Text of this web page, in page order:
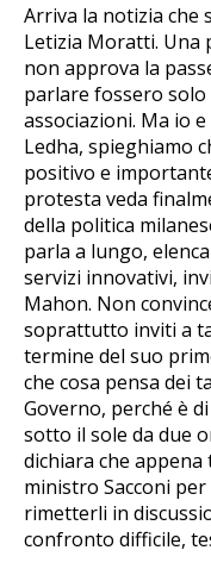
Arriva la notizia che
Letizia Moratti. Una
non approva la
parlare fossero
associazioni. Ma io
Ledha, spieghiamo
positivo e
protesta veda
della politica
parla a lungo,
servizi innovativi,
Mahon. Non
soprattutto inviti a
termine del suo
che cosa pensa dei
Governo, perché è
sotto il sole da due
dichiara che
ministro Sacconi
rimetterli in
confronto difficile,